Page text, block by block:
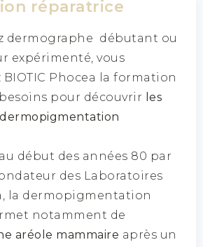
réparatrice
dermographe débutant ou
expérimenté, vous
Phocea la formation
pour découvrir les
début des années 80 par
des Laboratoires
la dermopigmentation
notamment de
aréole mammaire après un